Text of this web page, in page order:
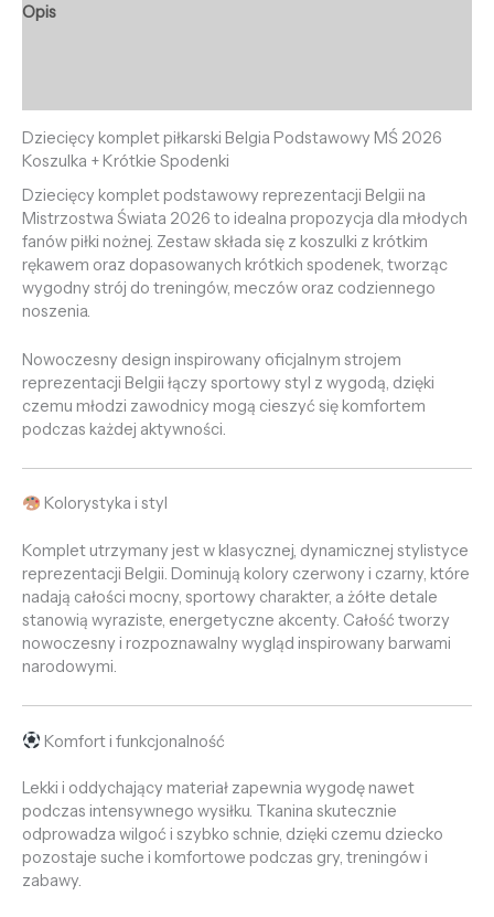
Opis
Dziecięcy komplet piłkarski Belgia Podstawowy MŚ 2026
Koszulka + Krótkie Spodenki
Dziecięcy komplet podstawowy reprezentacji Belgii na
Mistrzostwa Świata 2026 to idealna propozycja dla młodych
fanów piłki nożnej. Zestaw składa się z koszulki z krótkim
rękawem oraz dopasowanych krótkich spodenek, tworząc
wygodny strój do treningów, meczów oraz codziennego
noszenia.
Nowoczesny design inspirowany oficjalnym strojem
reprezentacji Belgii łączy sportowy styl z wygodą, dzięki
czemu młodzi zawodnicy mogą cieszyć się komfortem
podczas każdej aktywności.
Kolorystyka i styl
Komplet utrzymany jest w klasycznej, dynamicznej stylistyce
reprezentacji Belgii. Dominują kolory czerwony i czarny, które
nadają całości mocny, sportowy charakter, a żółte detale
stanowią wyraziste, energetyczne akcenty. Całość tworzy
nowoczesny i rozpoznawalny wygląd inspirowany barwami
narodowymi.
Komfort i funkcjonalność
Lekki i oddychający materiał zapewnia wygodę nawet
podczas intensywnego wysiłku. Tkanina skutecznie
odprowadza wilgoć i szybko schnie, dzięki czemu dziecko
pozostaje suche i komfortowe podczas gry, treningów i
zabawy.